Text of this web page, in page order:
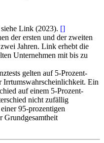
Link (2023). []
der ersten und der zweiten
Jahren. Link erhebt die
Unternehmen mit bis zu
gelten auf 5-Prozent-
Ein
auf einem 5-Prozent-
nicht zufällig
95-prozentigen
Grundgesamtheit